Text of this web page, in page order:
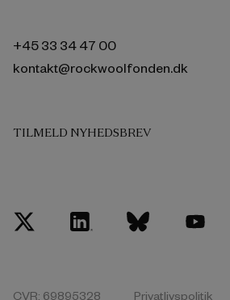
+45 33 34 47 00
kontakt@rockwoolfonden.dk
CVR: 69895328 Privatlivspolitik
TILMELD NYHEDSBREV